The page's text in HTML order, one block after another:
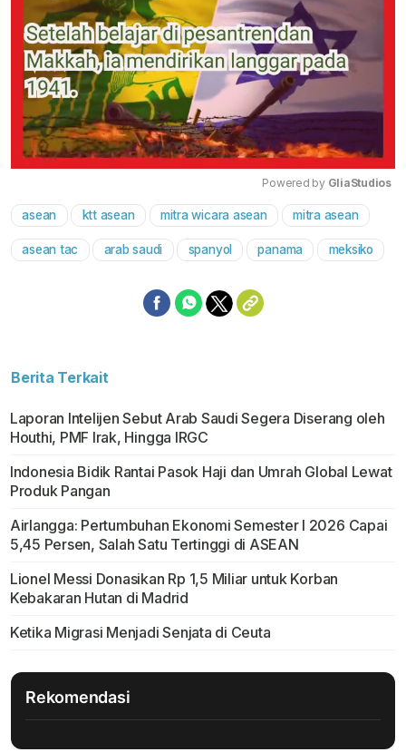
Mute
Powered by GliaStudios
asean ktt asean mitra wicara asean mitra asean
asean tac arab saudi spanyol panama meksiko
Berita Terkait
Laporan Intelijen Sebut Arab Saudi Segera Diserang oleh
Houthi, PMF Irak, Hingga IRGC
Indonesia Bidik Rantai Pasok Haji dan Umrah Global Lewat
Produk Pangan
Airlangga: Pertumbuhan Ekonomi Semester I 2026 Capai
5,45 Persen, Salah Satu Tertinggi di ASEAN
Lionel Messi Donasikan Rp 1,5 Miliar untuk Korban
Kebakaran Hutan di Madrid
Ketika Migrasi Menjadi Senjata di Ceuta
Rekomendasi